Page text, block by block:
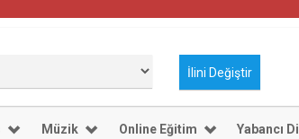
Müzik Online Eğitim Yabancı Dil